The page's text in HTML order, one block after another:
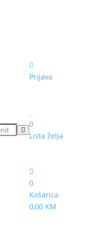
Prijava
0
Lista želja
0
Košarica
0,00 KM